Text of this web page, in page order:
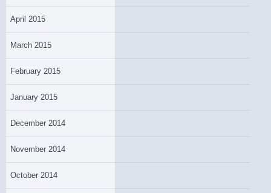
April 2015
March 2015
February 2015
January 2015
December 2014
November 2014
October 2014